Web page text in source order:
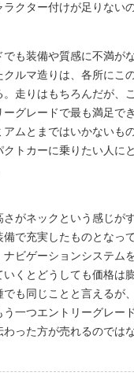
クター付けが足りない
でも装備や質感に不満が
ルマ造りは、各所にこ
。走りはもちろんだが、
グレードで最も満足で
アムとまではいかないも
クトカーに乗りたい人に
がネックという感じが
で充実したものとなっ
ビゲーションシステム
くとどうしても価格は
でも同じことと言えるが
う一つエントリーグレー
った方が売れるのでは